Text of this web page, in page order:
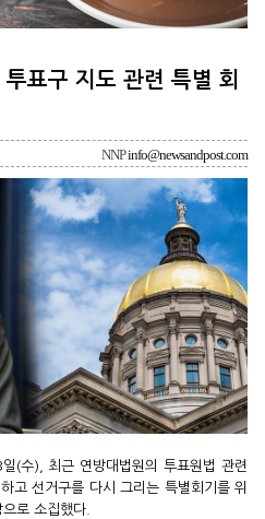
표구 지도 관련 특별 회
NNPinfo@newsandpost.com
(수), 최근 연방대법원의 투표원법 관련
고 선거구를 다시 그리는 특별회기를 위
로 소집했다.